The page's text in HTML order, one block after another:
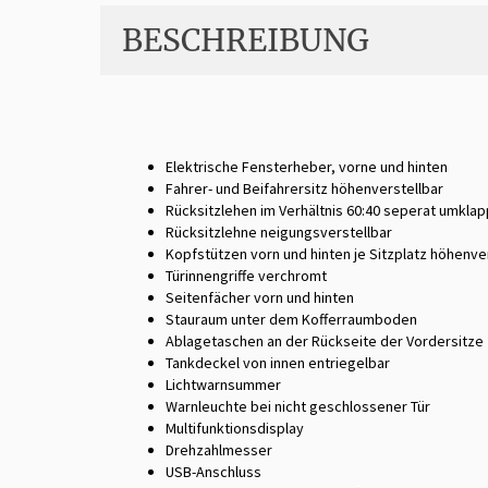
BESCHREIBUNG
Elektrische Fensterheber, vorne und hinten
Fahrer- und Beifahrersitz höhenverstellbar
Rücksitzlehen im Verhältnis 60:40 seperat
Rücksitzlehne neigungsverstellbar
Kopfstützen vorn und hinten je Sitzplatz
Türinnengriffe verchromt
Seitenfächer vorn und hinten
Stauraum unter dem Kofferraumboden
Ablagetaschen an der Rückseite der Vordersitze
Tankdeckel von innen entriegelbar
Lichtwarnsummer
Warnleuchte bei nicht geschlossener Tür
Multifunktionsdisplay
Drehzahlmesser
USB-Anschluss